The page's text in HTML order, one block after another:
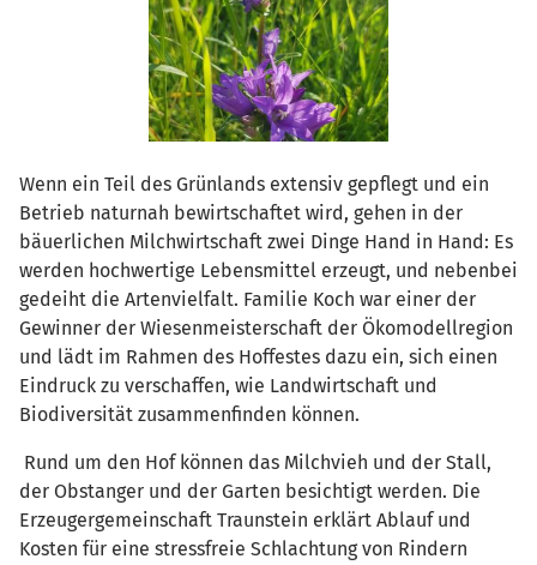
Wenn ein Teil des Grünlands extensiv gepflegt und ein
Betrieb naturnah bewirtschaftet wird, gehen in der
bäuerlichen Milchwirtschaft zwei Dinge Hand in Hand: Es
werden hochwertige Lebensmittel erzeugt, und nebenbei
gedeiht die Artenvielfalt. Familie Koch war einer der
Gewinner der Wiesenmeisterschaft der Ökomodellregion
und lädt im Rahmen des Hoffestes dazu ein, sich einen
Eindruck zu verschaffen, wie Landwirtschaft und
Biodiversität zusammenfinden können.
Rund um den Hof können das Milchvieh und der Stall,
der Obstanger und der Garten besichtigt werden. Die
Erzeugergemeinschaft Traunstein erklärt Ablauf und
Kosten für eine stressfreie Schlachtung von Rindern